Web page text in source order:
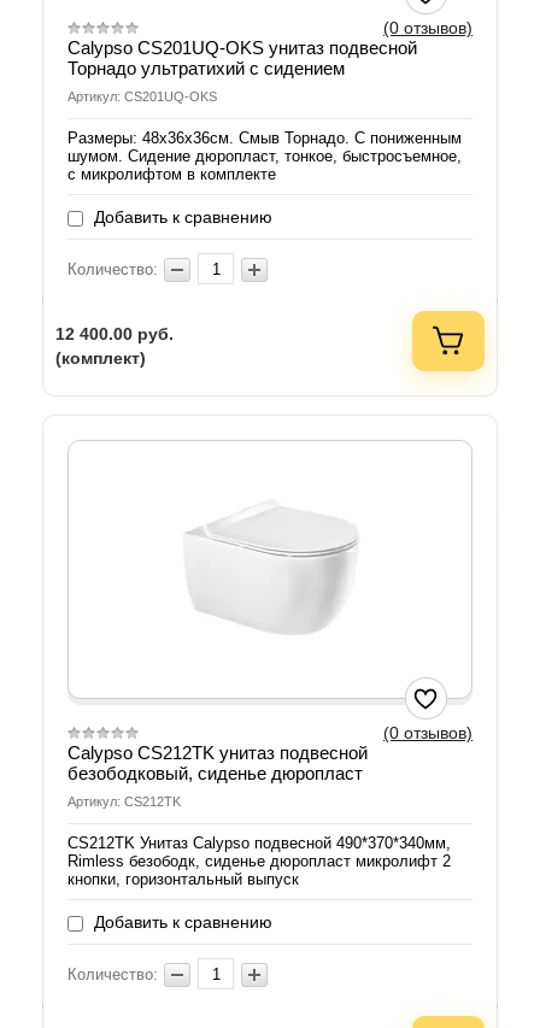
(0 отзывов)
Calypso CS201UQ-OKS унитаз подвесной
Торнадо ультратихий с сидением
Артикул: CS201UQ-OKS
Размеры: 48х36х36см. Смыв Торнадо. С пониженным
шумом. Сидение дюропласт, тонкое, быстросъемное,
с микролифтом в комплекте
Добавить к сравнению
Количество:
12 400.00 руб.
(комплект)
(0 отзывов)
Calypso CS212TK унитаз подвесной
безободковый, сиденье дюропласт
Артикул: CS212TK
CS212TK Унитаз Calypso подвесной 490*370*340мм,
Rimless безободк, сиденье дюропласт микролифт 2
кнопки, горизонтальный выпуск
Добавить к сравнению
Количество: